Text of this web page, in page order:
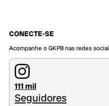
CONECTE-SE
Acompanhe o GKPB nas redes
111 mil
Seguidores